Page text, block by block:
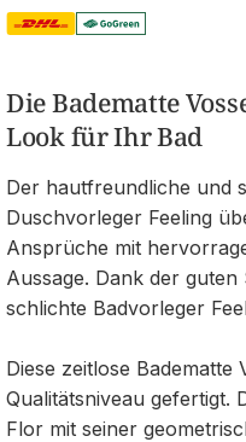
Die Badematte
Look für Ihr Bad
Der hautfreundliche und
Duschvorleger Feeling
Ansprüche mit
Aussage. Dank der
schlichte Badvorleger
Diese zeitlose Badematte
Qualitätsniveau gefertigt.
Flor mit seiner